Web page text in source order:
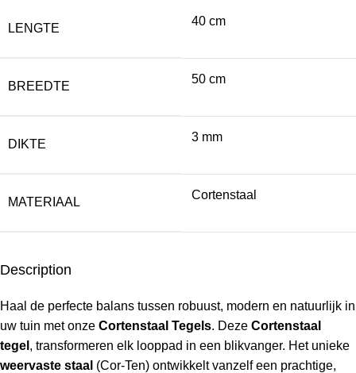
LENGTE
40 cm
BREEDTE
50 cm
DIKTE
3 mm
MATERIAAL
Cortenstaal
Description
Haal de perfecte balans tussen robuust, modern en natuurlijk in
uw tuin met onze Cortenstaal Tegels. Deze Cortenstaal
tegel , transformeren elk looppad in een blikvanger. Het unieke
weervaste staal (Cor-Ten) ontwikkelt vanzelf een prachtige,